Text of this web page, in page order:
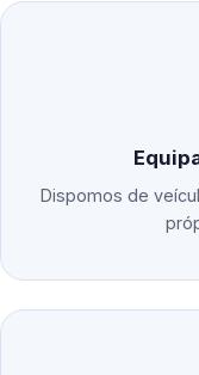
Dispomos de